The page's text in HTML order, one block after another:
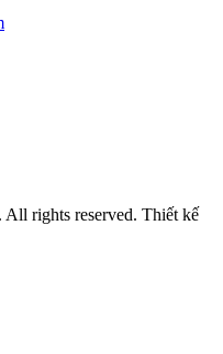
rights reserved. Thiết kế